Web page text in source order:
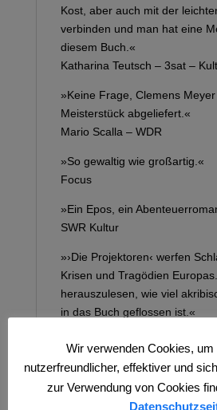
Kost, aber auch mit der
verbinden und man hat eine
diesem Buch.«
Katharina Teutsch – 3sat –
»Keine Frage, Clemens
Meisterstück abgeliefert.«
Mario Scalla – WDR
»So gewaltig wie großartig.«
Focus
»Ein Epos, ein
SWR Kultur
»›Die Projektoren‹ werfen
Krisen und Tragödien
herauszulesen, wie viel
in das Buch geflossen ist.«
»Clemens Meyers Reise ins
Finsternis leistet einen Beitrag
Weltliteratur.«
Wir verwenden Cookies, um
nutzerfreundlicher, effektiver und
zur Verwendung von Cookies